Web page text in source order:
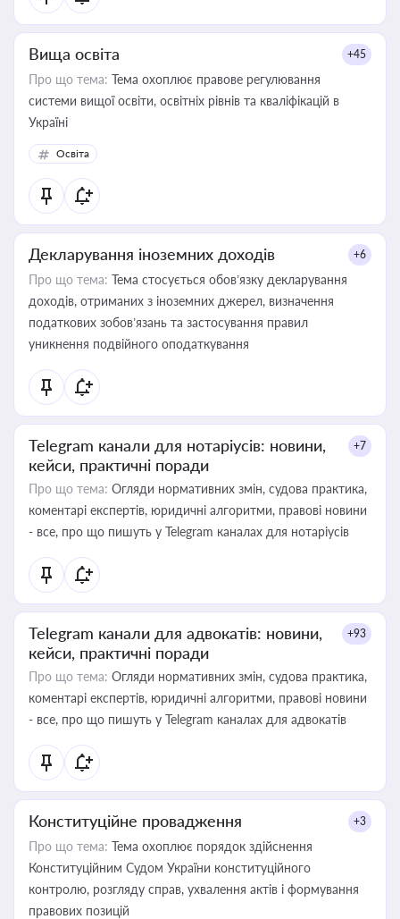
Вища освіта +45
Про що тема: Тема охоплює правове регулювання
системи вищої освіти, освітніх рівнів та кваліфікацій в
Україні
Освіта
Декларування іноземних доходів +6
Про що тема: Тема стосується обов’язку декларування
доходів, отриманих з іноземних джерел, визначення
податкових зобов’язань та застосування правил
уникнення подвійного оподаткування
Telegram канали для нотаріусів: новини,
кейси, практичні поради
+7
Про що тема: Огляди нормативних змін, судова практика,
коментарі експертів, юридичні алгоритми, правові новини
- все, про що пишуть у Telegram каналах для нотаріусів
Telegram канали для адвокатів: новини,
кейси, практичні поради
+93
Про що тема: Огляди нормативних змін, судова практика,
коментарі експертів, юридичні алгоритми, правові новини
- все, про що пишуть у Telegram каналах для адвокатів
Конституційне провадження +3
Про що тема: Тема охоплює порядок здійснення
Конституційним Судом України конституційного
контролю, розгляду справ, ухвалення актів і формування
правових позицій